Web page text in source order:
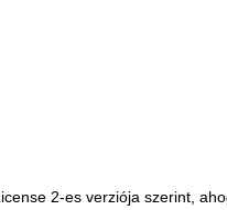
2-es verziója szerint,